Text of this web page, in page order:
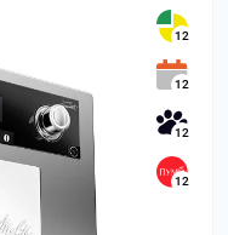
12
12
12
12